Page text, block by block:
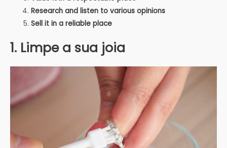
Research and listen to various opinions
Sell it in a reliable place
1. Limpe a sua joia